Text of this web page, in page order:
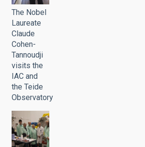
The Nobel
Laureate
Claude
Cohen-
Tannoudji
visits the
IAC and
the Teide
Observatory